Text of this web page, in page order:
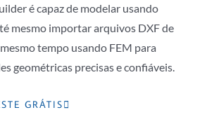
é capaz de modelar usando
mesmo importar arquivos DXF de
tempo usando FEM para
geométricas precisas e confiáveis.
GRÁTIS